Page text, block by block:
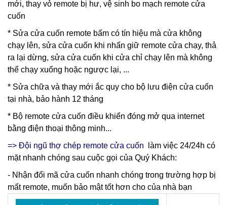
mới, thay vỏ remote bị hư, vệ sinh bo mạch remote cửa
cuốn
* Sửa cửa cuốn remote bấm có tín hiệu mà cửa không
chạy lên, sửa cửa cuốn khi nhấn giữ remote cửa chạy, thả
ra lại dừng, sửa cửa cuốn khi cửa chỉ chạy lên mà không
thể chạy xuống hoặc ngược lại, ...
* Sửa chữa và thay mới ắc quy cho bộ lưu điện cửa cuốn
tại nhà, bảo hành 12 tháng
* Bộ remote cửa cuốn điều khiển đóng mở qua internet
bằng điện thoại thông minh...
=> Đội ngũ thợ chép remote cửa cuốn làm việc 24/24h có
mặt nhanh chóng sau cuộc gọi của Quý Khách:
- Nhận đổi mã cửa cuốn nhanh chóng trong trường hợp bị
mất remote, muốn bảo mật tốt hơn cho của nhà bạn